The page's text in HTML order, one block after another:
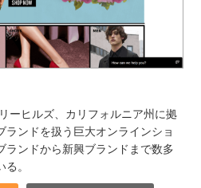
ーヒルズ、カリフォルニア州に拠
ランドを扱う巨大オンラインショ
ランドから新興ブランドまで数多
。